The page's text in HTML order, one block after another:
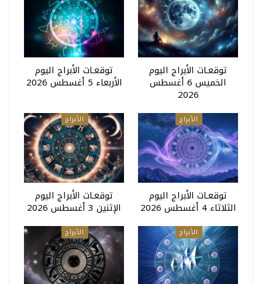
توقعـات الأبراج اليوم
الخميس 6 أغسطس
2026
توقعـات الأبراج اليوم
الأربعاء 5 أغسطس 2026
الأبراج
توقعـات الأبراج اليوم
الثلاثاء 4 أغسطس 2026
الأبراج
توقعـات الأبراج اليوم
الإثنين 3 أغسطس 2026
الأبراج الأبراج